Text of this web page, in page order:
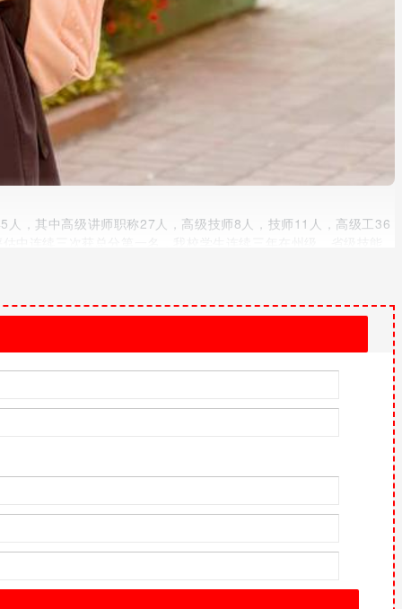
，其中高级讲师职称27人，高级技师8人，技师11人，高级工36
在省、州技能大赛中荣获“优秀组织奖”。
室和多媒体教室，生活和娱乐设施齐全，学生业余文化生活丰
筑为省级示范专业，电子、机电专业建有国家级电工电子与自动
、cad/cam计算机房等。
盘车间等。
室、网站制作实训室、影视后期制作实训室、protel电子电路设
训室、电梯实训室、光机电一体化实训室等。
建筑工程加工车间等。
实训室、民族歌曲排练厅、民族舞蹈排练厅等实训场所。